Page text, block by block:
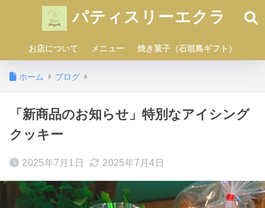
パティスリーエクラ
お店について メニュー 焼き菓子（石垣島ギフト）
ホーム ブログ
「新商品のお知らせ」特別なアイシング
クッキー
2025年7月1日 2025年7月4日